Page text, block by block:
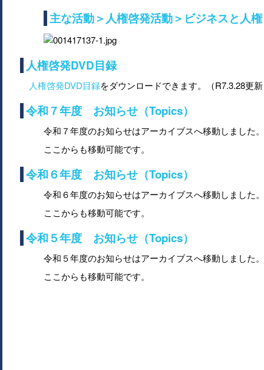
主な活動＞人権啓発活動＞ビジネスと人権
人権啓発DVD目録
人権啓発DVD目録をダウンロードできます。（R7.3.28更
令和７年度 お知らせ（Topics）
令和７年度のお知らせはアーカイブスへ移動しました。
ここからも移動可能です。
令和６年度 お知らせ（Topics）
令和６年度のお知らせはアーカイブスへ移動しました。
ここからも移動可能です。
令和５年度 お知らせ（Topics）
令和５年度のお知らせはアーカイブスへ移動しました。
ここからも移動可能です。